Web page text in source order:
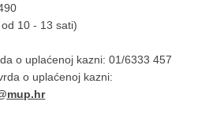
10 - 13 sati)
o uplaćenoj kazni: 01/6333 457
o uplaćenoj kazni: